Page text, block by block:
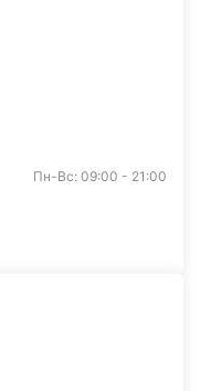
Пн-Вс: 09:00 - 21:00